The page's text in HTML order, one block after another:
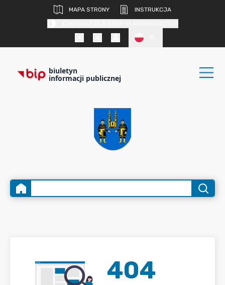
MAPA STRONY
INSTRUKCJA
biuletyn
informacji publicznej
404